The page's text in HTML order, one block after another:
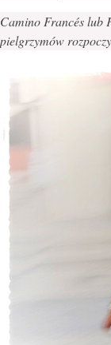
Camino Francés lub
pielgrzymów